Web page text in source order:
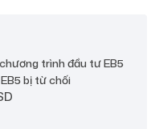
trình đầu tư EB5
bị từ chối